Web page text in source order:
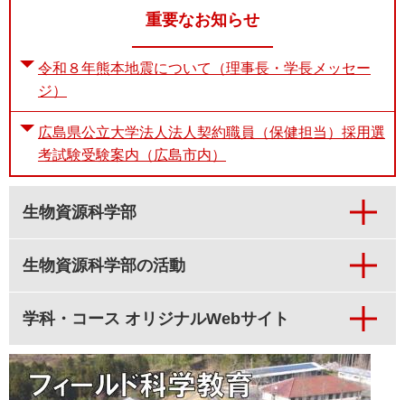
重要なお知らせ
令和８年熊本地震について（理事長・学長メッセー
ジ）
広島県公立大学法人法人契約職員（保健担当）採用選
考試験受験案内（広島市内）
生物資源科学部
生物資源科学部の活動
学科・コース オリジナルWebサイト